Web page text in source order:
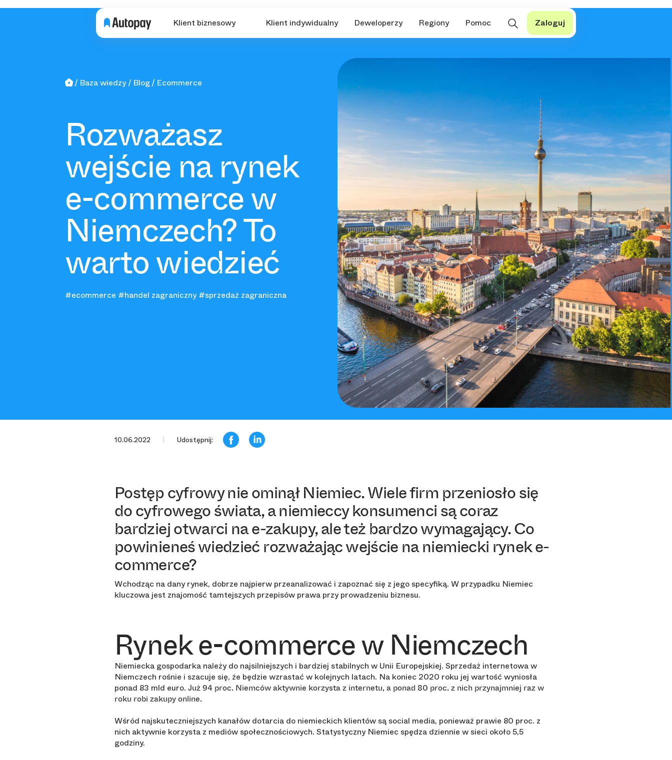
Klient biznesowy Klient indywidualny Deweloperzy Regiony Pomoc Zaloguj
Baza wiedzy Blog Ecommerce
Rozważasz
wejście na rynek
e-commerce w
Niemczech? To
warto wiedzieć
#ecommerce #handel zagraniczny #sprzedaż zagraniczna
10.06.2022 Udostępnij:
Postęp cyfrowy nie ominął Niemiec. Wiele firm przeniosło się
do cyfrowego świata, a niemieccy konsumenci są coraz
bardziej otwarci na e-zakupy, ale też bardzo wymagający. Co
powinieneś wiedzieć rozważając wejście na niemiecki rynek e-
commerce?
Wchodząc na dany rynek, dobrze najpierw przeanalizować i zapoznać się z jego specyfiką. W przypadku Niemiec
kluczowa jest znajomość tamtejszych przepisów prawa przy prowadzeniu biznesu.
Rynek e-commerce w Niemczech
Niemiecka gospodarka należy do najsilniejszych i bardziej stabilnych w Unii Europejskiej. Sprzedaż internetowa w
Niemczech rośnie i szacuje się, że będzie wzrastać w kolejnych latach. Na koniec 2020 roku jej wartość wyniosła
ponad 83 mld euro. Już 94 proc. Niemców aktywnie korzysta z internetu, a ponad 80 proc. z nich przynajmniej raz w
roku robi zakupy online.
Wśród najskuteczniejszych kanałów dotarcia do niemieckich klientów są social media, ponieważ prawie 80 proc. z
nich aktywnie korzysta z mediów społecznościowych. Statystyczny Niemiec spędza dziennie w sieci około 5,5
godziny.